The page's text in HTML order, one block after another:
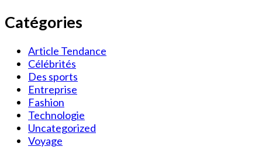
Catégories
Article Tendance
Célébrités
Des sports
Entreprise
Fashion
Technologie
Uncategorized
Voyage